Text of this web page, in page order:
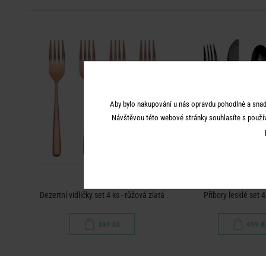
Dezertní vidličky set 4 ks - růžová zlatá
349 Kč
Příbory lesklé set
499
Aby bylo nakupování u nás opravdu pohodlné a
Návštěvou této webové stránky souhlasíte s